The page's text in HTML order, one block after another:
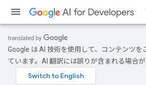
Google は AI 技術を使用して、コンテンツを
ています。AI 翻訳には誤りが含まれる場合が